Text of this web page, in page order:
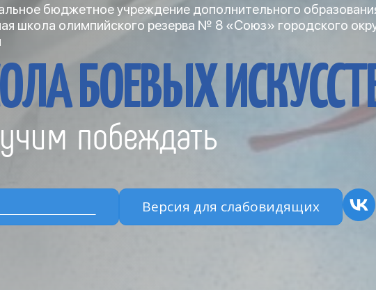
бюджетное учреждение дополнительного
школа олимпийского резерва № 8 «Союз» городского
БОЕВЫХ
побеждать
Версия для слабовидящих